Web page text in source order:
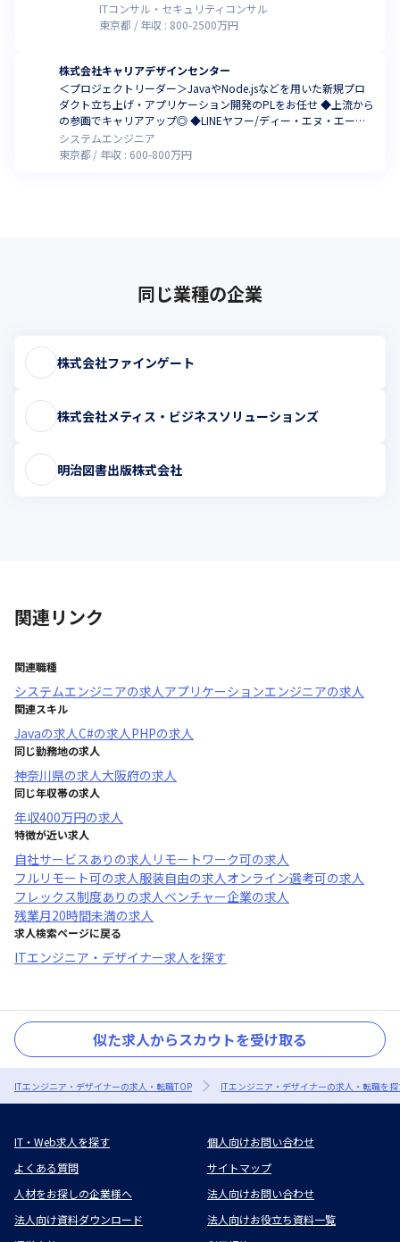
ITコンサル・セキュリティコンサル
東京都
年収 : 800-2500万円
株式会社キャリアデザインセンター
＜プロジェクトリーダー＞JavaやNode.jsなどを用いた新規プロ
ダクト立ち上げ・アプリケーション開発のPLをお任せ ◆上流から
の参画でキャリアアップ◎ ◆LINEヤフー/ディー・エヌ・エーな
ど
システムエンジニア
東京都
年収 : 600-800万円
同じ業種の企業
株式会社ファインゲート
株式会社メティス・ビジネスソリューションズ
明治図書出版株式会社
関連リンク
関連職種
システムエンジニアの求人アプリケーションエンジニアの求人
関連スキル
Javaの求人C#の求人PHPの求人
同じ勤務地の求人
神奈川県の求人大阪府の求人
同じ年収帯の求人
年収400万円の求人
特徴が近い求人
自社サービスあり の求人 リモートワーク可の求人
フルリモート可の求人服装自由の求人オンライン選考可の求人
フレックス制度あり の求人ベンチャー企業の求人
残業月20時間未満の求人
求人検索ページに戻る
ITエンジニア・デザイナー求人を探す
似た求人からスカウトを受け取る
ITエンジニア・デザイナーの求人・転職TOP ITエンジニア・デザイナーの求人・転職を
IT・Web求人を探す
個人向けお問い合わせ
よくある質問
サイトマップ
人材をお探しの企業様へ
法人向けお問い合わせ
法人向け資料ダウンロード
法人向けお役立ち資料一覧